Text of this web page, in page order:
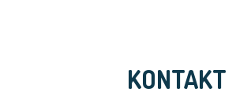
KONTAKT